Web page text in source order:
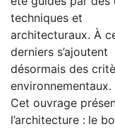
techniques et
architecturaux. À
derniers s’ajoutent
désormais des
environnementaux.
Cet ouvrage
l’architecture : le